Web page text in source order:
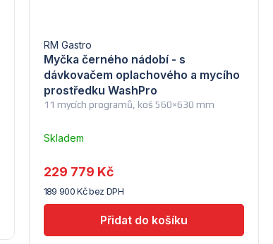
11 mycích programů, koš 560×630 mm
Myčka černého nádobí - s
dávkovačem oplachového a mycího
prostředku WashPro
RM Gastro
Skladem
dodavatele
(5)
189 900 Kč bez DPH
229 779 Kč